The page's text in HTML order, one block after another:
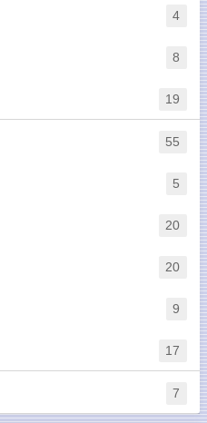
4
8
19
55
5
20
20
9
17
7